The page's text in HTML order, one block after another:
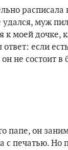
муж
к моей дочке,
если
не состоит в
папе, он
с печатью. Но